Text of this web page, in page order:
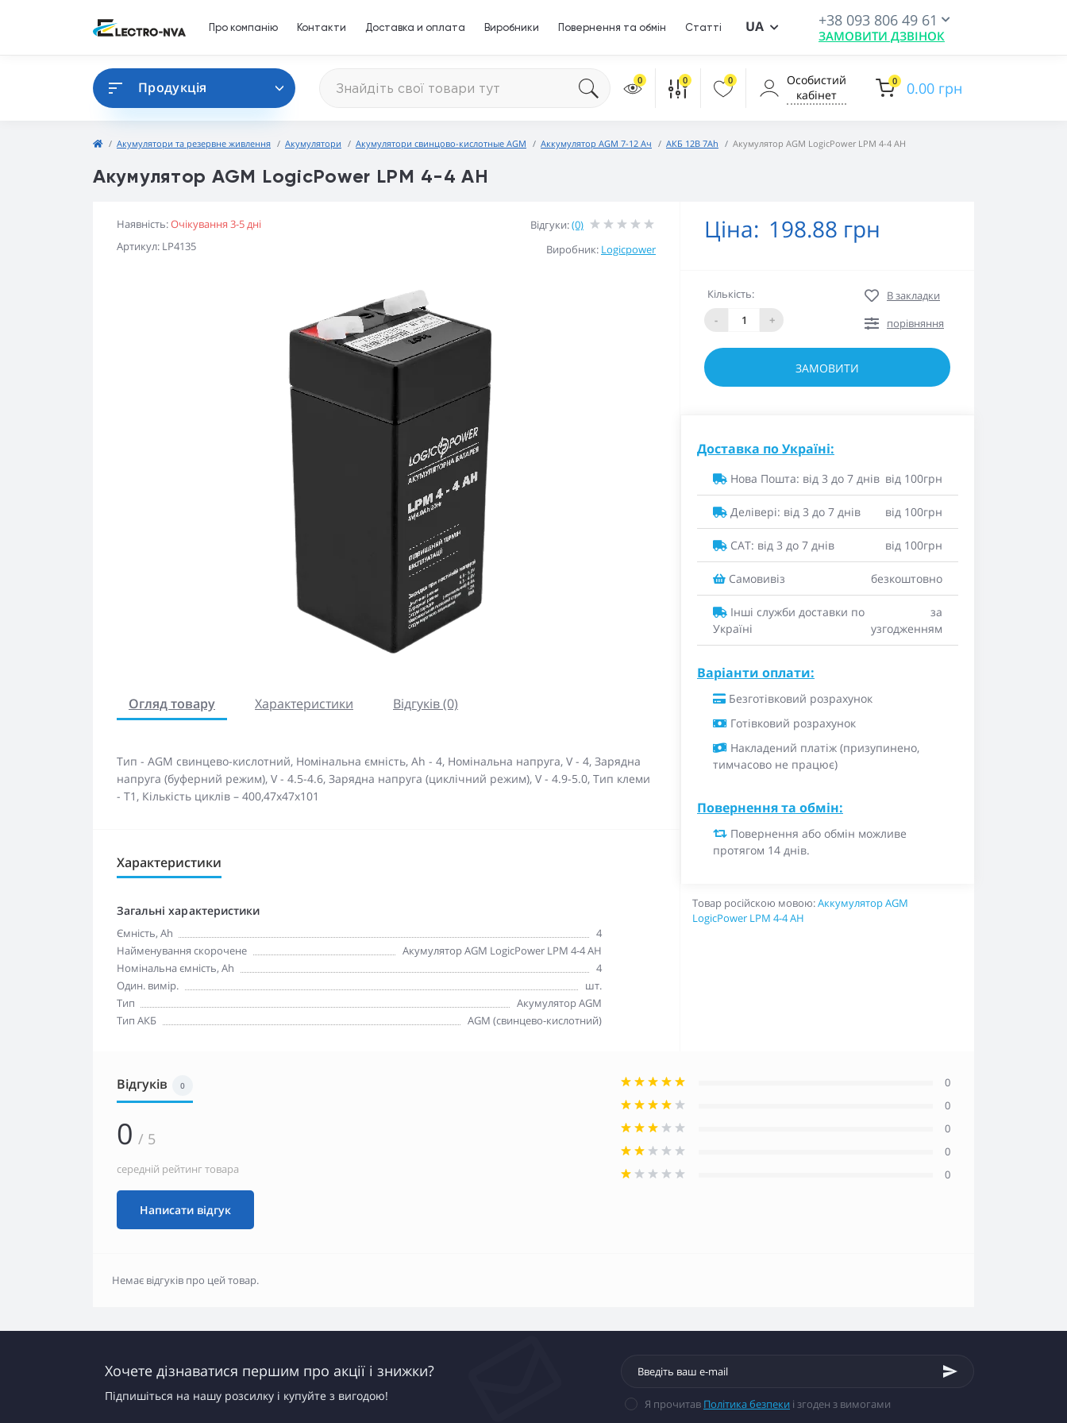
Про компанію Контакти Доставка и оплата Виробники Повернення та обмін Статті UA +38 093 806 49 61
ЗАМОВИТИ ДЗВІНОК
Продукція 0 0 0
Особистий
кабінет
0 0.00 грн
Акумулятори та резервне живлення Акумулятори Акумулятори свинцово-кислотные AGM Аккумулятор AGM 7-12 Ач АКБ 12В 7Ah Акумулятор AGM LogicPower LPM 4-4 AH
Акумулятор AGM LogicPower LPM 4-4 AH
Наявність:Очікування 3-5 дні
Артикул: LP4135
Відгуки:(0)
Виробник: Logicpower
Огляд товару Характеристики Відгуків (0)
Тип - AGM свинцево-кислотний, Номінальна ємність, Ah - 4, Номінальна напруга, V - 4, Зарядна
напруга (буферний режим), V - 4.5-4.6, Зарядна напруга (циклічний режим), V - 4.9-5.0, Тип клеми
- T1, Кількість циклів – 400,47x47x101
Характеристики
Загальні характеристики
Ємність, Ah
4
Найменування скорочене
Акумулятор AGM LogicPower LPM 4-4 AH
Номінальна ємність, Ah
4
Один. вимір.
шт.
Тип
Акумулятор AGM
Тип АКБ
AGM (свинцево-кислотний)
Ціна: 198.88 грн
Кількість:
-
+
В закладки
порівняння
ЗАМОВИТИ
Доставка по Україні:
Нова Пошта: від 3 до 7 днів від 100грн
Делівері: від 3 до 7 днів від 100грн
САТ: від 3 до 7 днів від 100грн
Самовивіз безкоштовно
Інші служби доставки по
Україні
за
узгодженням
Варіанти оплати:
Безготівковий розрахунок
Готівковий розрахунок
Накладений платіж (призупинено,
тимчасово не працює)
Повернення та обмін:
Повернення або обмін можливе
протягом 14 днів.
Товар російскою мовою:Аккумулятор AGM
LogicPower LPM 4-4 AH
Відгуків 0
0 / 5
середній рейтинг товара
Написати відгук
0
0
0
0
0
Немає відгуків про цей товар.
Хочете дізнаватися першим про акції і знижки?
Підпишіться на нашу розсилку і купуйте з вигодою!
Я прочитав Політика безпеки і згоден з вимогами